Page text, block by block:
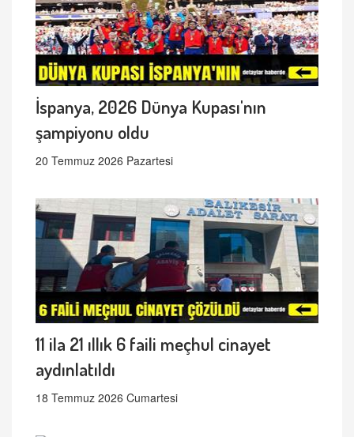
İspanya, 2026 Dünya Kupası'nın
şampiyonu oldu
20 Temmuz 2026 Pazartesi
11 ila 21 ıllık 6 faili meçhul cinayet
aydınlatıldı
18 Temmuz 2026 Cumartesi